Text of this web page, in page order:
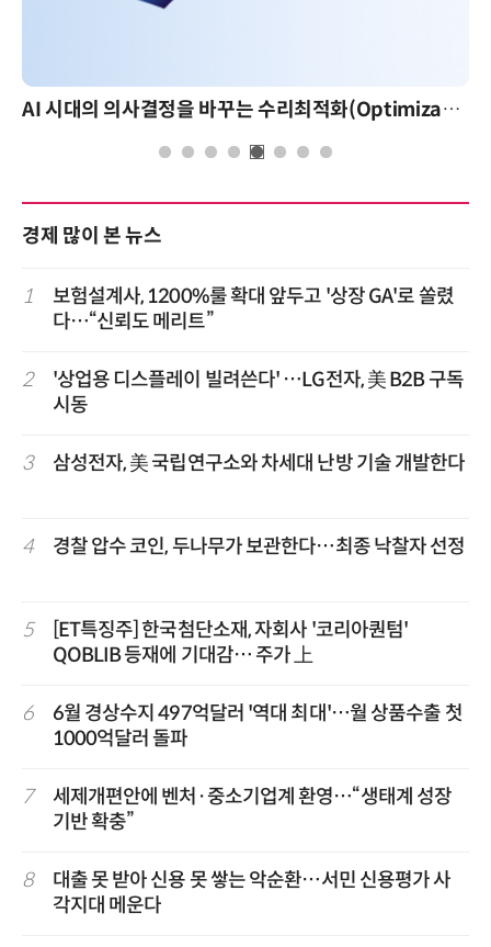
AI 시대의 의사결정을 바꾸는 수리최적화(Optimization): 실제 산업 적용 사례와 활용 전략 AI 핀옵스 실전 세미나: 폭증하는 AI 토큰 비용 관
경제 많이 본 뉴스
1
보험설계사, 1200%룰 확대 앞두고 '상장 GA'로 쏠렸
다…“신뢰도 메리트”
2
'상업용 디스플레이 빌려쓴다' …LG전자, 美 B2B 구독
시동
3 삼성전자, 美 국립연구소와 차세대 난방 기술 개발한다
4 경찰 압수 코인, 두나무가 보관한다…최종 낙찰자 선정
5
[ET특징주] 한국첨단소재, 자회사 '코리아퀀텀'
QOBLIB 등재에 기대감… 주가 上
6
6월 경상수지 497억달러 '역대 최대'…월 상품수출 첫
1000억달러 돌파
7
세제개편안에 벤처·중소기업계 환영…“생태계 성장
기반 확충”
8
대출 못 받아 신용 못 쌓는 악순환…서민 신용평가 사
각지대 메운다